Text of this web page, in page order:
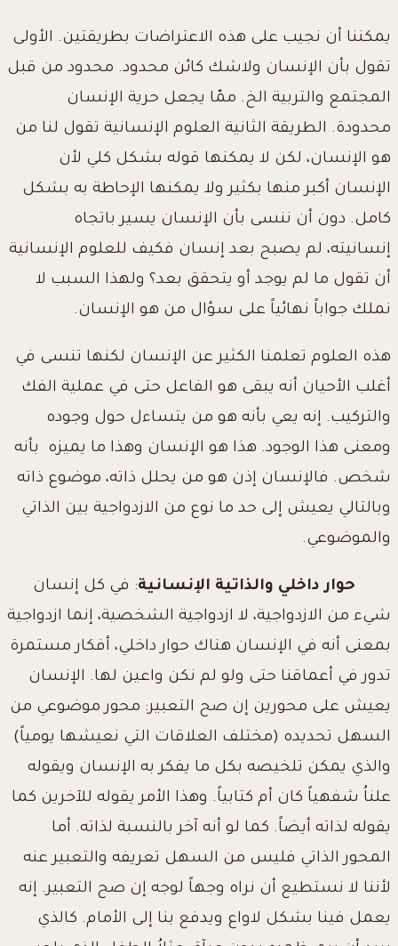
يمكننا أن نجيب على هذه الاعتراضات بطريقتين. الأولى
تقول بأن الإنسان ولاشك كائن محدود. محدود من قبل
المجتمع والتربية الخ. ممّا يجعل حرية الإنسان
محدودة. الطريقة الثانية العلوم الإنسانية تقول لنا من
هو الإنسان، لكن لا يمكنها قوله بشكل كلي لأن
الإنسان أكبر منها بكثير ولا يمكنها الإحاطة به بشكل
كامل. دون أن ننسى بأن الإنسان يسير باتجاه
إنسانيته، لم يصبح بعد إنسان فكيف للعلوم الإنسانية
أن تقول ما لم يوجد أو يتحقق بعد؟ ولهذا السبب لا
نملك جواباً نهائياً على سؤال من هو الإنسان.
هذه العلوم تعلمنا الكثير عن الإنسان لكنها تنسى في
أغلب الأحيان أنه يبقى هو الفاعل حتى في عملية الفك
والتركيب. إنه يعي بأنه هو من يتساءل حول وجوده
ومعنى هذا الوجود. هذا هو الإنسان وهذا ما يميزه بأنه
شخص. فالإنسان إذن هو من يحلل ذاته، موضوع ذاته
وبالتالي يعيش إلى حد ما نوع من الازدواجية بين الذاتي
والموضوعي.
حوار داخلي والذاتية الإنسانية: في كل إنسان
شيء من الازدواجية، لا ازدواجية الشخصية، إنما ازدواجية
بمعنى أنه في الإنسان هناك حوار داخلي، أفكار مستمرة
تدور في أعماقنا حتى ولو لم نكن واعين لها. الإنسان
يعيش على محورين إن صح التعبير: محور موضوعي من
السهل تحديده (مختلف العلاقات التي نعيشها يومياً)
والذي يمكن تلخيصه بكل ما يفكر به الإنسان ويقوله
علناُ شفهياً كان أم كتابياً. وهذا الأمر يقوله للآخرين كما
يقوله لذاته أيضاً. كما لو أنه آخر بالنسبة لذاته. أما
المحور الذاتي فليس من السهل تعريفه والتعبير عنه
لأننا لا نستطيع أن نراه وجهاً لوجه إن صح التعبير. إنه
يعمل فينا بشكل لاواع ويدفع بنا إلى الأمام. كالذي